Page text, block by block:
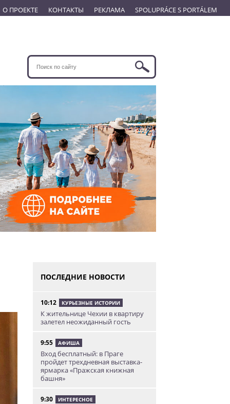
О ПРОЕКТЕ КОНТАКТЫ РЕКЛАМА SPOLUPRÁCE S PORTÁLEM
ПОСЛЕДНИЕ НОВОСТИ
10:12 КУРЬЕЗНЫЕ ИСТОРИИ
К жительнице Чехии в квартиру
залетел неожиданный гость
9:55 АФИША
Вход бесплатный: в Праге
пройдет трехдневная выставка-
ярмарка «Пражская книжная
башня»
9:30 ИНТЕРЕСНОЕ